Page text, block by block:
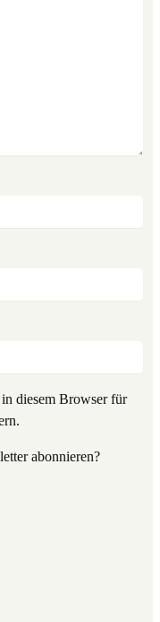
diesem Browser für
abonnieren?